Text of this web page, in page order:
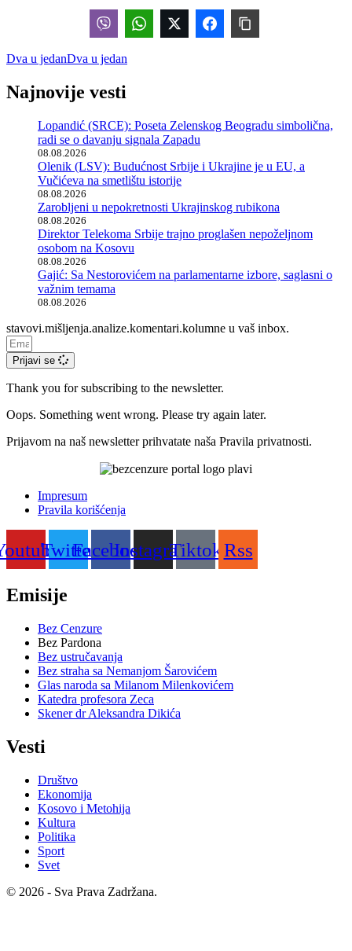
Dva u jedanDva u jedan
Najnovije vesti
Lopandić (SRCE): Poseta Zelenskog Beogradu simbolična,
radi se o davanju signala Zapadu
08.08.2026
Olenik (LSV): Budućnost Srbije i Ukrajine je u EU, a
Vučićeva na smetlištu istorije
08.08.2026
Zarobljeni u nepokretnosti Ukrajinskog rubikona
08.08.2026
Direktor Telekoma Srbije trajno proglašen nepoželjnom
osobom na Kosovu
08.08.2026
Gajić: Sa Nestorovićem na parlamentarne izbore, saglasni o
važnim temama
08.08.2026
stavovi.mišljenja.analize.komentari.kolumne u vaš inbox.
Prijavi se
Thank you for subscribing to the newsletter.
Oops. Something went wrong. Please try again later.
Prijavom na naš newsletter prihvatate naša Pravila privatnosti.
Impresum
Pravila korišćenja
TwitterFacebookInstagramTiktok Rss
Emisije
Bez Cenzure
Bez Pardona
Bez ustručavanja
Bez straha sa Nemanjom Šarovićem
Glas naroda sa Milanom Milenkovićem
Katedra profesora Zeca
Skener dr Aleksandra Dikića
Vesti
Društvo
Ekonomija
Kosovo i Metohija
Kultura
Politika
Sport
Svet
© 2026 - Sva Prava Zadržana.